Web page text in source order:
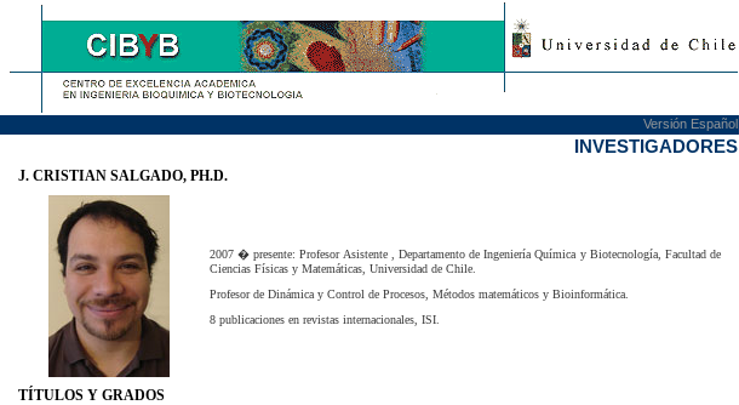
Versión Español
INVESTIGADORES
J. CRISTIAN SALGADO, PH.D.
2007 � presente: Profesor Asistente , Departamento de Ingeniería Química y Biotecnología, Facultad de
Ciencias Físicas y Matemáticas, Universidad de Chile.
Profesor de Dinámica y Control de Procesos, Métodos matemáticos y Bioinformática.
8 publicaciones en revistas internacionales, ISI.
TÍTULOS Y GRADOS